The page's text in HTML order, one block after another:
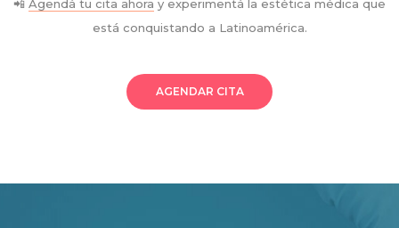
📲 Agendá tu cita ahora y experimentá la estética médica que
está conquistando a Latinoamérica.
AGENDAR CITA